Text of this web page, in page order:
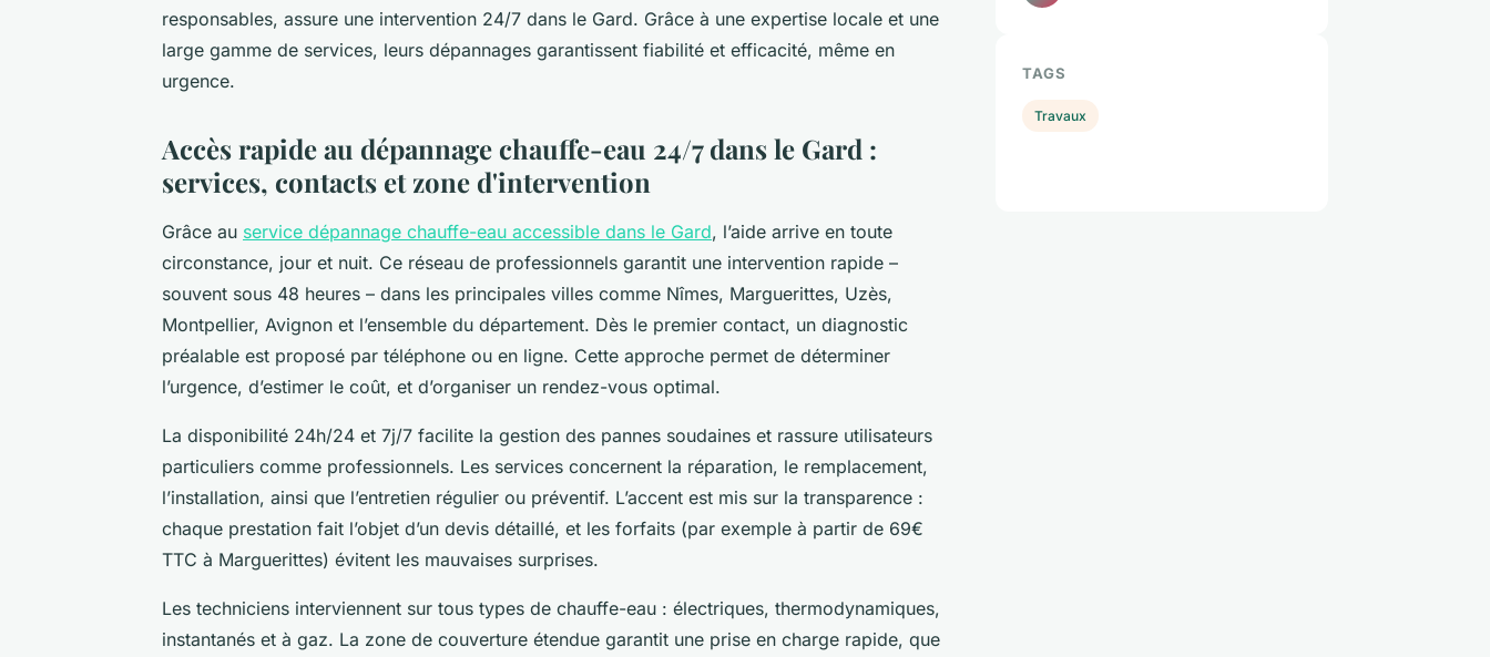
responsables, assure une intervention 24/7 dans le Gard. Grâce à une expertise locale et une
large gamme de services, leurs dépannages garantissent fiabilité et efficacité, même en
urgence.
Accès rapide au dépannage chauffe-eau 24/7 dans le Gard :
services, contacts et zone d'intervention
Grâce au service dépannage chauffe-eau accessible dans le Gard, l’aide arrive en toute
circonstance, jour et nuit. Ce réseau de professionnels garantit une intervention rapide –
souvent sous 48 heures – dans les principales villes comme Nîmes, Marguerittes, Uzès,
Montpellier, Avignon et l’ensemble du département. Dès le premier contact, un diagnostic
préalable est proposé par téléphone ou en ligne. Cette approche permet de déterminer
l’urgence, d’estimer le coût, et d’organiser un rendez-vous optimal.
La disponibilité 24h/24 et 7j/7 facilite la gestion des pannes soudaines et rassure utilisateurs
particuliers comme professionnels. Les services concernent la réparation, le remplacement,
l’installation, ainsi que l’entretien régulier ou préventif. L’accent est mis sur la transparence :
chaque prestation fait l’objet d’un devis détaillé, et les forfaits (par exemple à partir de 69€
TTC à Marguerittes) évitent les mauvaises surprises.
Les techniciens interviennent sur tous types de chauffe-eau : électriques, thermodynamiques,
instantanés et à gaz. La zone de couverture étendue garantit une prise en charge rapide, que
TAGS
Travaux